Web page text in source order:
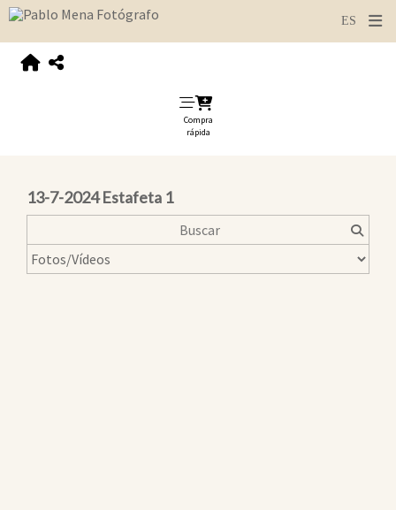
Compra
rápida
13-7-2024 Estafeta 1